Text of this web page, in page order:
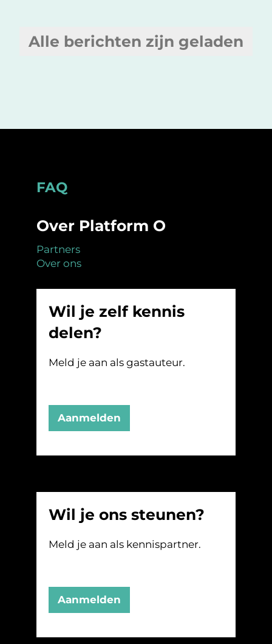
Alle berichten zijn geladen
Footer
FAQ
Over Platform O
Partners
Over ons
Wil je zelf kennis
delen?
Meld je aan als gastauteur.
Aanmelden
Wil je ons steunen?
Meld je aan als kennispartner.
Aanmelden